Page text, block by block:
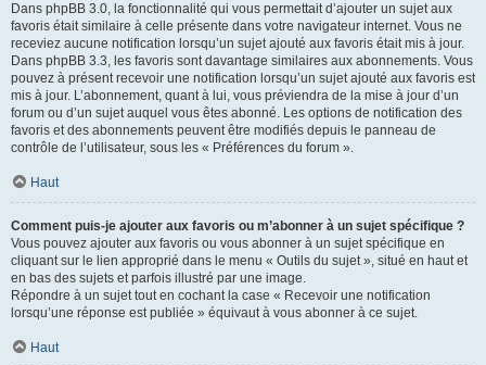
Dans phpBB 3.0, la fonctionnalité qui vous permettait d’ajouter un sujet aux
favoris était similaire à celle présente dans votre navigateur internet. Vous ne
receviez aucune notification lorsqu’un sujet ajouté aux favoris était mis à jour.
Dans phpBB 3.3, les favoris sont davantage similaires aux abonnements. Vous
pouvez à présent recevoir une notification lorsqu’un sujet ajouté aux favoris est
mis à jour. L’abonnement, quant à lui, vous préviendra de la mise à jour d’un
forum ou d’un sujet auquel vous êtes abonné. Les options de notification des
favoris et des abonnements peuvent être modifiés depuis le panneau de
contrôle de l’utilisateur, sous les « Préférences du forum ».
Haut
Comment puis-je ajouter aux favoris ou m’abonner à un sujet spécifique ?
Vous pouvez ajouter aux favoris ou vous abonner à un sujet spécifique en
cliquant sur le lien approprié dans le menu « Outils du sujet », situé en haut et
en bas des sujets et parfois illustré par une image.
Répondre à un sujet tout en cochant la case « Recevoir une notification
lorsqu’une réponse est publiée » équivaut à vous abonner à ce sujet.
Haut